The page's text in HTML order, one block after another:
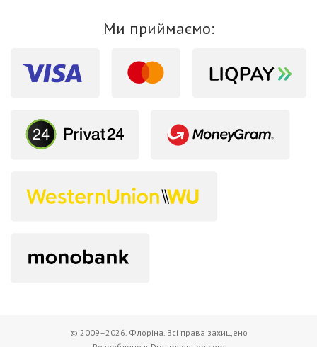
Ми приймаємо:
© 2009–2026. Флоріна. Всі права захищено